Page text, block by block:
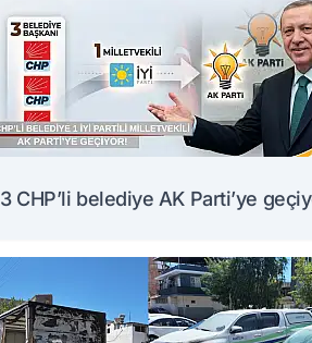
3 CHP’li belediye AK Parti’ye